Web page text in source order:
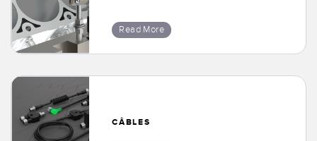
LOGICIELS
Banner Measurement Sensor Software
Logiciels avec interface utilisateur graphique pour capteurs
Read More
CÂBLES